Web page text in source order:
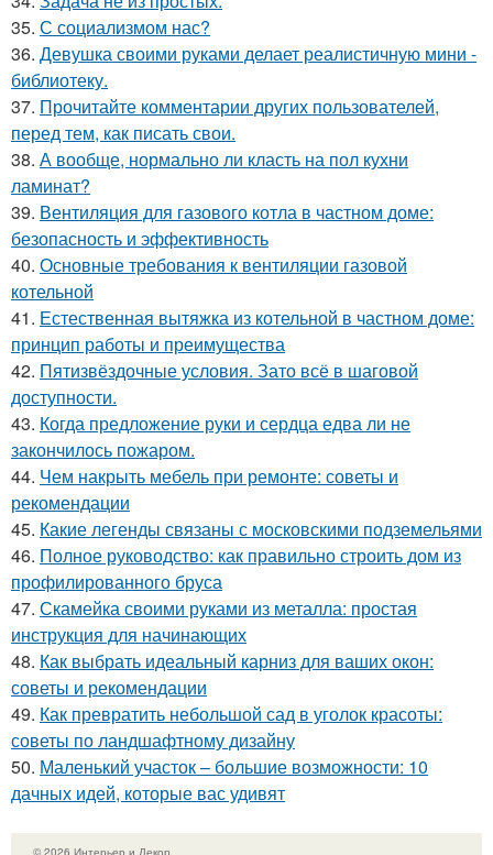
35. С социализмом нас?
36. Девушка своими руками делает реалистичную мини -
библиотеку.
37. Прочитайте комментарии других пользователей,
перед тем, как писать свои.
38. А вообще, нормально ли класть на пол кухни
ламинат?
39. Вентиляция для газового котла в частном доме:
безопасность и эффективность
40. Основные требования к вентиляции газовой
котельной
41. Естественная вытяжка из котельной в частном доме:
принцип работы и преимущества
42. Пятизвёздочные условия. Зато всё в шаговой
доступности.
43. Когда предложение руки и сердца едва ли не
закончилось пожаром.
44. Чем накрыть мебель при ремонте: советы и
рекомендации
45. Какие легенды связаны с московскими подземельями
46. Полное руководство: как правильно строить дом из
профилированного бруса
47. Скамейка своими руками из металла: простая
инструкция для начинающих
48. Как выбрать идеальный карниз для ваших окон:
советы и рекомендации
49. Как превратить небольшой сад в уголок красоты:
советы по ландшафтному дизайну
50. Маленький участок – большие возможности: 10
дачных идей, которые вас удивят
© 2026 Интерьер и Декор